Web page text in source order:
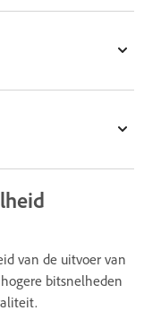
van de uitvoer van
bitsnelheden